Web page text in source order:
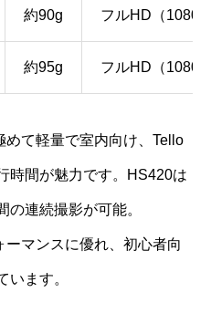
約90g フルHD（1080p
約95g フルHD（1080p
めて軽量で室内向け、Tello
時間が魅力です。HS420は
の連続撮影が可能。
マンスに優れ、初心者向
います。